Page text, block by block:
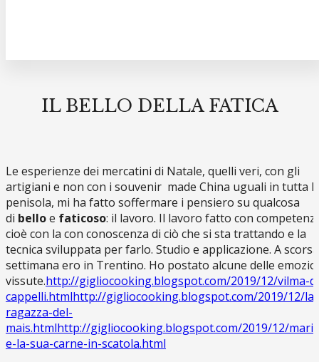
IL BELLO DELLA FATICA
Le esperienze dei mercatini di Natale, quelli veri, con gli
artigiani e non con i souvenir made China uguali in tutta
penisola, mi ha fatto soffermare i pensiero su qualcosa
di belloe faticoso: il lavoro. Il lavoro fatto con
cioè con la con conoscenza di ciò che si sta trattando e la
tecnica sviluppata per farlo. Studio e applicazione. A scorsa
settimana ero in Trentino. Ho postato alcune delle
vissute.http://gigliocooking.blogspot.com/2019/12/vilma-
cappelli.htmlhttp://gigliocooking.blogspot.com/2019/12/la-
ragazza-del-
mais.htmlhttp://gigliocooking.blogspot.com/2019/12/
e-la-sua-carne-in-scatola.html